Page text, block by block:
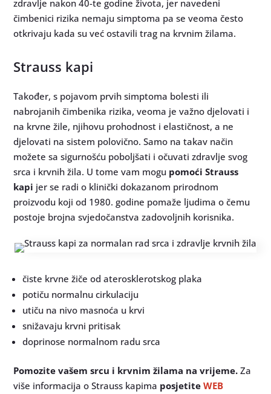
zdravlje nakon 40-te godine života, jer navedeni
čimbenici rizika nemaju simptoma pa se veoma često
otkrivaju kada su već ostavili trag na krvnim žilama.
Strauss kapi
Također, s pojavom prvih simptoma bolesti ili
nabrojanih čimbenika rizika, veoma je važno djelovati i
na krvne žile, njihovu prohodnost i elastičnost, a ne
djelovati na sistem polovično. Samo na takav način
možete sa sigurnošću poboljšati i očuvati zdravlje svog
srca i krvnih žila. U tome vam mogu pomoći Strauss
kapi jer se radi o klinički dokazanom prirodnom
proizvodu koji od 1980. godine pomaže ljudima o čemu
postoje brojna svjedočanstva zadovoljnih korisnika.
čiste krvne žiče od aterosklerotskog plaka
potiču normalnu cirkulaciju
utiču na nivo masnoća u krvi
snižavaju krvni pritisak
doprinose normalnom radu srca
Pomozite vašem srcu i krvnim žilama na vrijeme. Za
više informacija o Strauss kapima posjetiteWEB